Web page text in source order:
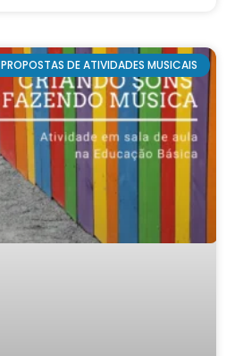
PROPOSTAS DE ATIVIDADES MUSICAIS